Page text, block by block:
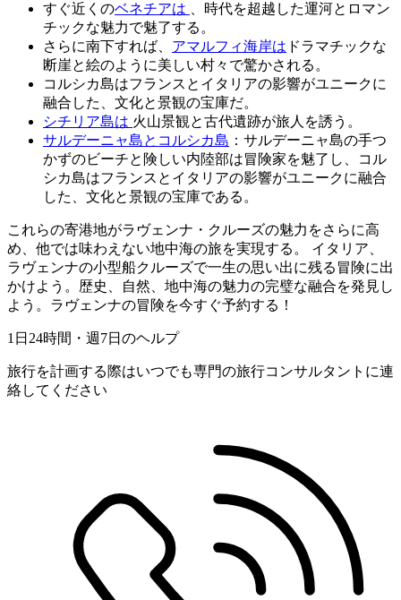
すぐ近くのベネチアは
、時代を超越した運河とロマン
チックな魅力で魅了する。
さらに南下すれば、 アマルフィ海岸は ドラマチックな
断崖と絵のように美しい村々で驚かされる。
コルシカ島はフランスとイタリアの影響がユニークに
融合した、文化と景観の宝庫だ。
シチリア島は 火山景観と古代遺跡が旅人を誘う。
サルデーニャ島とコルシカ島 ：サルデーニャ島の手つ
かずのビーチと険しい内陸部は冒険家を魅了し、コル
シカ島はフランスとイタリアの影響がユニークに融合
した、文化と景観の宝庫である。
これらの寄港地がラヴェンナ・クルーズの魅力をさらに高
め、他では味わえない地中海の旅を実現する。 イタリア、
ラヴェンナの小型船クルーズで一生の思い出に残る冒険に出
かけよう。歴史、自然、地中海の魅力の完璧な融合を発見し
よう。ラヴェンナの冒険を今すぐ予約する！
1日24時間・週7日のヘルプ
旅行を計画する際はいつでも専門の旅行コンサルタントに連
絡してください